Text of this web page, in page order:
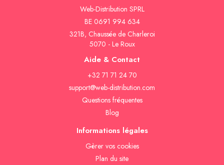
Web-Distribution SPRL
BE 0691 994 634
321B, Chaussée de Charleroi
5070 - Le Roux
Aide & Contact
+32 71 71 24 70
support@web-distribution.com
Questions fréquentes
Blog
Informations légales
Gèrer vos cookies
Plan du site